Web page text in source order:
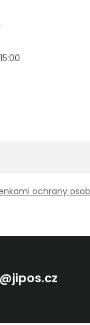
ochrany
@jipos.cz